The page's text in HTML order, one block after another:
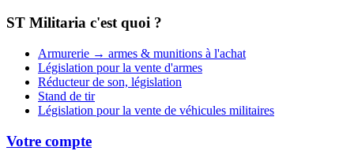
ST Militaria c'est quoi ?
Armurerie → armes & munitions à l'achat
Législation pour la vente d'armes
Réducteur de son, législation
Stand de tir
Législation pour la vente de véhicules militaires
Votre compte